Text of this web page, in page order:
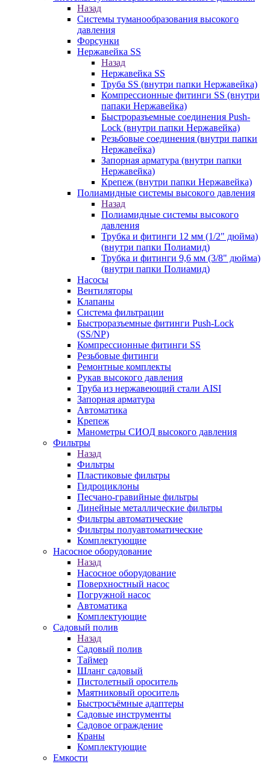
Назад
Системы туманообразования высокого
давления
Форсунки
Нержавейка SS
Назад
Нержавейка SS
Труба SS (внутри папки Нержавейка)
Компрессионные фитинги SS (внутри
папаки Нержавейка)
Быстроразъемные соединения Push-
Lock (внутри папки Нержавейка)
Резьбовые соединения (внутри папки
Нержавейка)
Запорная арматура (внутри папки
Нержавейка)
Крепеж (внутри папки Нержавейка)
Полиамидные системы высокого давления
Назад
Полиамидные системы высокого
давления
Трубка и фитинги 12 мм (1/2" дюйма)
(внутри папки Полиамид)
Трубка и фитинги 9,6 мм (3/8" дюйма)
(внутри папки Полиамид)
Насосы
Вентиляторы
Клапаны
Система фильтрации
Быстроразъемные фитинги Push-Lock
(SS/NP)
Компрессионные фитинги SS
Резьбовые фитинги
Ремонтные комплекты
Рукав высокого давления
Труба из нержавеющий стали AISI
Запорная арматура
Автоматика
Крепеж
Манометры СИОД высокого давления
Фильтры
Назад
Фильтры
Пластиковые фильтры
Гидроциклоны
Песчано-гравийные фильтры
Линейные металлические фильтры
Фильтры автоматические
Фильтры полуавтоматические
Комплектующие
Насосное оборудование
Назад
Насосное оборудование
Поверхностный насос
Погружной насос
Автоматика
Комплектующие
Садовый полив
Назад
Садовый полив
Таймер
Шланг садовый
Пистолетный ороситель
Маятниковый ороситель
Быстросъёмные адаптеры
Садовые инструменты
Садовое ограждение
Краны
Комплектующие
Емкости